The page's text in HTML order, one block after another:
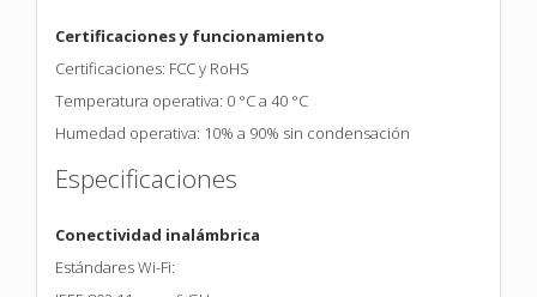
Certificaciones y funcionamiento
Certificaciones: FCC y RoHS
Temperatura operativa: 0 °C a 40 °C
Humedad operativa: 10% a 90% sin condensación
Especificaciones
Conectividad inalámbrica
Estándares Wi-Fi: